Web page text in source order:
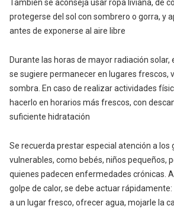
También se aconseja usar ropa liviana, de
protegerse del sol con sombrero o gorra, y
antes de exponerse al aire libre
Durante las horas de mayor radiación solar,
se sugiere permanecer en lugares frescos,
sombra. En caso de realizar actividades
hacerlo en horarios más frescos, con
suficiente hidratación
Se recuerda prestar especial atención a los
vulnerables, como bebés, niños pequeños,
quienes padecen enfermedades crónicas.
golpe de calor, se debe actuar
a un lugar fresco, ofrecer agua, mojarle la